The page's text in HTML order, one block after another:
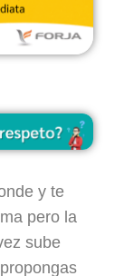
y te
pero la
sube